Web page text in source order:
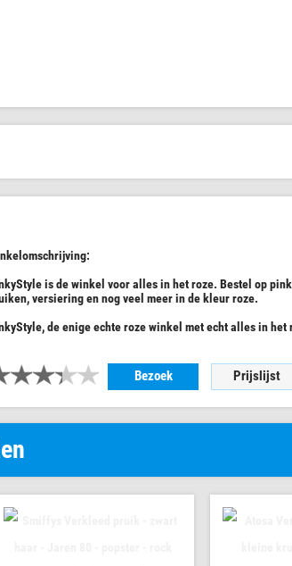
is de winkel voor alles in het roze. Bestel op
versiering en nog veel meer in de kleur roze.
de enige echte roze winkel met echt alles in het
Bezoek Prijslijst